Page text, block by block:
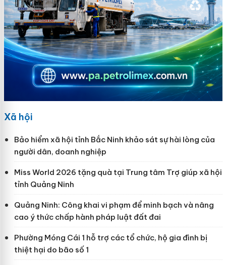
Xã hội
Bảo hiểm xã hội tỉnh Bắc Ninh khảo sát sự hài lòng của
người dân, doanh nghiệp
Miss World 2026 tặng quà tại Trung tâm Trợ giúp xã hội
tỉnh Quảng Ninh
Quảng Ninh: Công khai vi phạm để minh bạch và nâng
cao ý thức chấp hành pháp luật đất đai
Phường Móng Cái 1 hỗ trợ các tổ chức, hộ gia đình bị
thiệt hại do bão số 1